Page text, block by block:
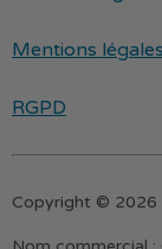
Mentions légales
RGPD
Copyright © 2026
Nom commercial :